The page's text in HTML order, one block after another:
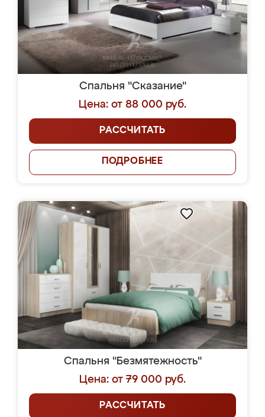
Спальня "Сказание"
Цена: от 88 000 руб.
РАССЧИТАТЬ
ПОДРОБНЕЕ
Спальня "Безмятежность"
Цена: от 79 000 руб.
РАССЧИТАТЬ